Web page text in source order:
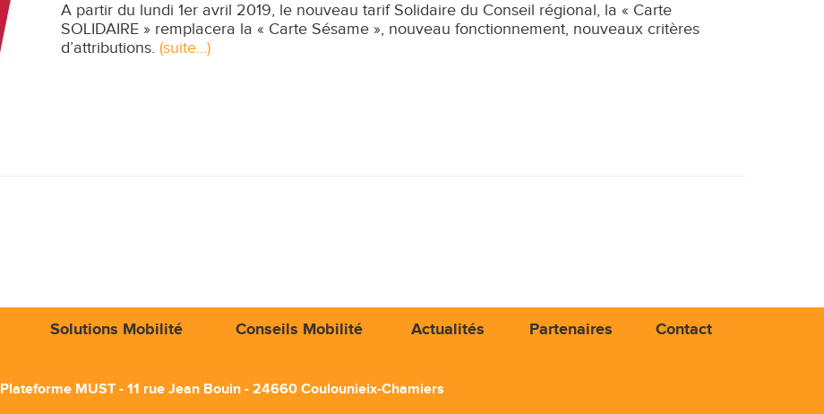
A partir du lundi 1er avril 2019, le nouveau tarif Solidaire du Conseil régional, la « Carte
SOLIDAIRE » remplacera la « Carte Sésame », nouveau fonctionnement, nouveaux critères
d’attributions. (suite…)
Solutions Mobilité Conseils Mobilité Actualités Partenaires Contact
Plateforme MUST - 11 rue Jean Bouin - 24660 Coulounieix-Chamiers